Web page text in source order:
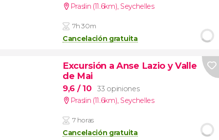
Praslin (11.6km), Seychelles
7h 30m
Cancelación gratuita
Excursión a Anse Lazio y Valle
de Mai
9,6 / 10
33 opiniones
Praslin (11.6km), Seychelles
7 horas
Cancelación gratuita